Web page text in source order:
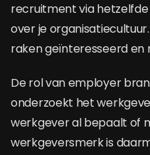
recruitment via hetzelfde
over je
raken geïnteresseerd
De rol van employer
onderzoekt het
werkgever al bepaalt of
werkgeversmerk is